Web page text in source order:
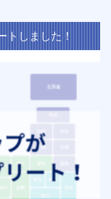
トしました！